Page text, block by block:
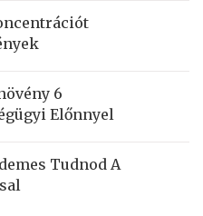
6
Előnnyel
Tudnod A